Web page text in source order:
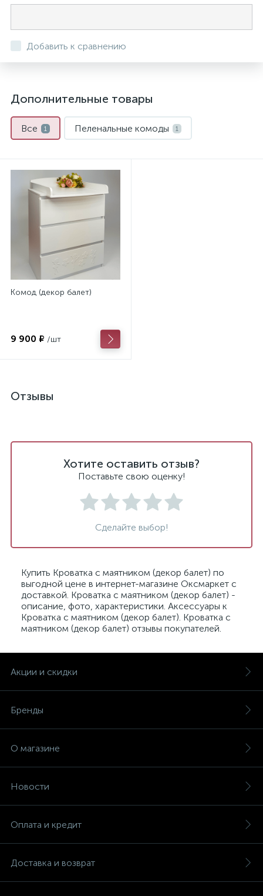
Добавить к сравнению
Дополнительные товары
Все 1 Пеленальные комоды 1
Комод (декор балет)
9 900 ₽ /шт
Отзывы
Хотите оставить отзыв?
Поставьте свою оценку!
Сделайте выбор!
Купить Кроватка с маятником (декор балет) по
выгодной цене в интернет-магазине Оксмаркет с
доставкой. Кроватка с маятником (декор балет) -
описание, фото, характеристики. Аксессуары к
Кроватка с маятником (декор балет). Кроватка с
маятником (декор балет) отзывы покупателей.
Акции и скидки
Бренды
О магазине
Новости
Оплата и кредит
Доставка и возврат